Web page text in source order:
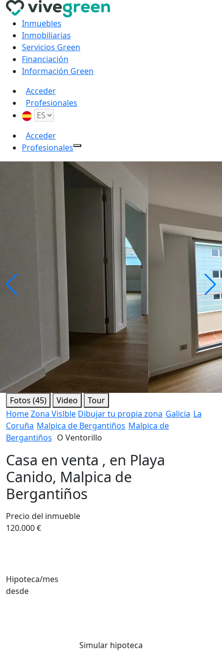
Inmuebles
Inmobiliarias
Servicios Green
Financiación
Información Green
Acceder
Profesionales
Acceder
Profesionales
Fotos (45) Video
Tour
HomeZona Vislble Dibujar tu propia zona Galicia La
Coruña Malpica de Bergantiños Malpica de
Bergantiños O Ventorillo
Casa en venta , en Playa
Canido, Malpica de
Bergantiños
Precio del inmueble
120.000 €
Hipoteca/mes
desde
Simular hipoteca